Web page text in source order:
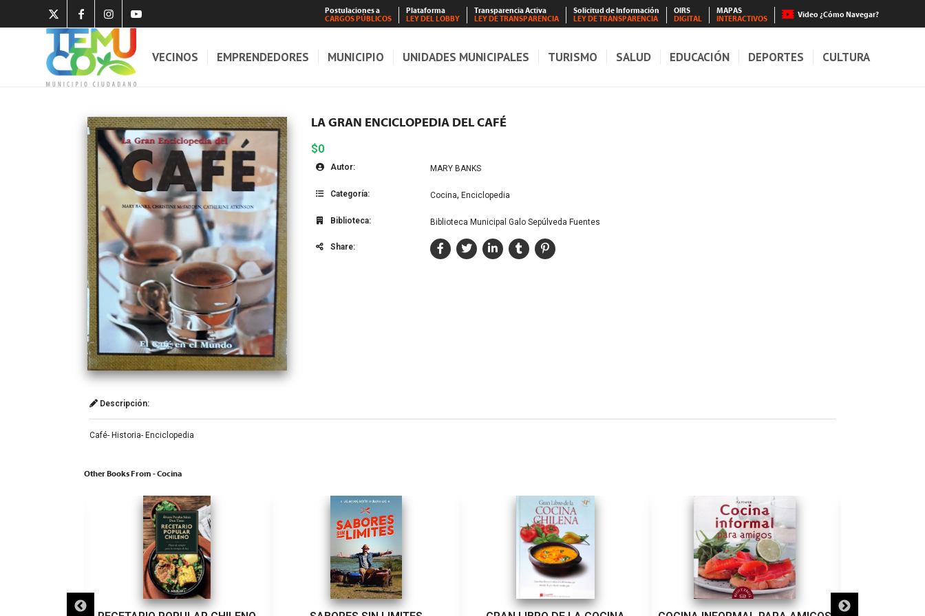
Postulaciones a
CARGOS PÚBLICOS
Plataforma
LEY DEL LOBBY
Transparencia Activa
LEY DE TRANSPARENCIA
Solicitud de Información
LEY DE TRANSPARENCIA
OIRS
DIGITAL
MAPAS
INTERACTIVOS
Video ¿Cómo Navegar?
VECINOS EMPRENDEDORES MUNICIPIO UNIDADES MUNICIPALES TURISMO SALUD EDUCACIÓN DEPORTES CULTURA
LA GRAN ENCICLOPEDIA DEL CAFÉ
$0
Autor: MARY BANKS
Categoría: Cocina, Enciclopedia
Biblioteca: Biblioteca Municipal Galo Sepúlveda Fuentes
Share:
Descripción:
Café- Historia- Enciclopedia
Other Books From - Cocina